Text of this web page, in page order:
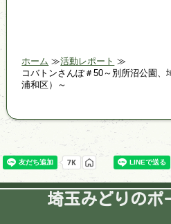
ホーム
活動レポート
コバトンさんぽ＃50～別所沼公園、
浦和区）～
埼玉みどりのポ